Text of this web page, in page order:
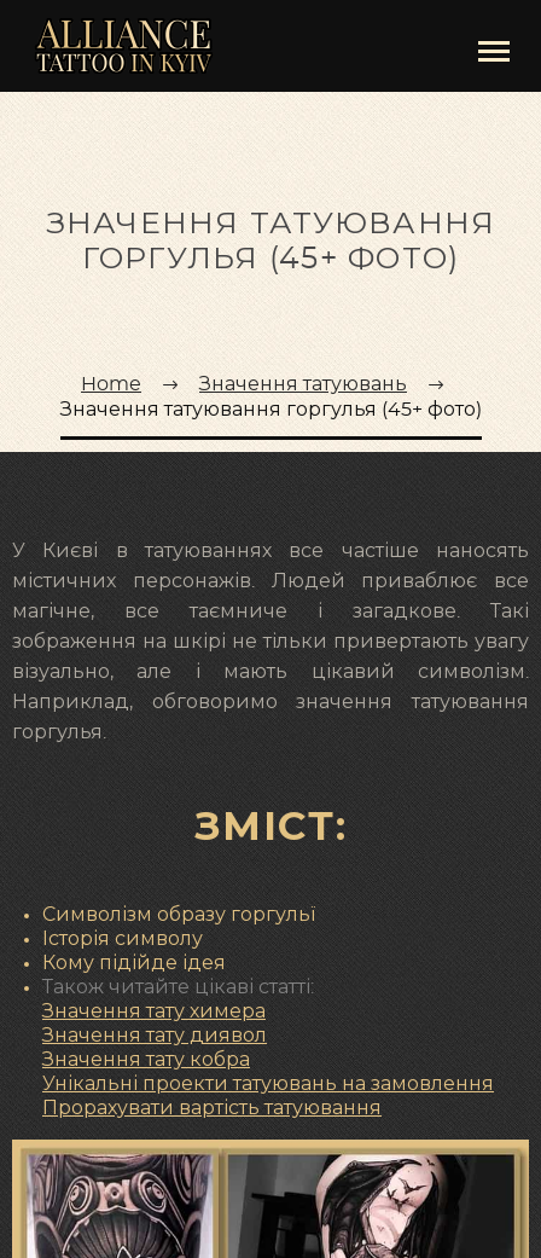
ЗНАЧЕННЯ ТАТУЮВАННЯ
ГОРГУЛЬЯ (45+ ФОТО)
Home
Значення татуювань
Значення татуювання горгулья (45+ фото)
У Києві в татуюваннях все частіше наносять
містичних персонажів. Людей приваблює все
магічне, все таємниче і загадкове. Такі
зображення на шкірі не тільки привертають увагу
візуально, але і мають цікавий символізм.
Наприклад, обговоримо значення татуювання
горгулья.
ЗМІСТ:
Символізм образу горгульї
Історія символу
Кому підійде ідея
Також читайте цікаві статті:
Значення тату химера
Значення тату диявол
Значення тату кобра
Унікальні проекти татуювань на замовлення
Прорахувати вартість татуювання